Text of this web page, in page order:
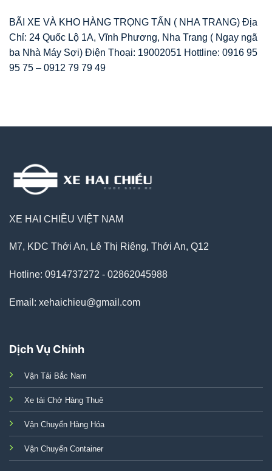
BÃI XE VÀ KHO HÀNG TRỌNG TẤN ( NHA TRANG) Địa
Chỉ: 24 Quốc Lộ 1A, Vĩnh Phương, Nha Trang ( Ngay ngã
ba Nhà Máy Sợi) Điện Thoại: 19002051 Hottline: 0916 95
95 75 – 0912 79 79 49
XE HAI CHIỀU VIỆT NAM
M7, KDC Thới An, Lê Thị Riêng, Thới An, Q12
Hotline: 0914737272 - 02862045988
Email: xehaichieu@gmail.com
Dịch Vụ Chính
Vận Tải Bắc Nam
Xe tải Chở Hàng Thuê
Vận Chuyển Hàng Hóa
Vận Chuyển Container